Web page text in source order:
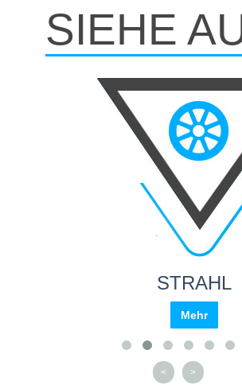
SIEHE
STRAHL
Mehr
< >